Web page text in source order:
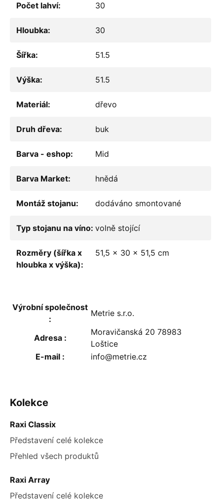
Počet lahví: 30
Hloubka: 30
Šířka: 51.5
Výška: 51.5
Materiál: dřevo
Druh dřeva: buk
Barva - eshop: Mid
Barva Market: hnědá
Montáž stojanu: dodáváno smontované
Typ stojanu na víno: volně stojící
Rozměry (šířka x
hloubka x výška):
51,5 x 30 x 51,5 cm
Výrobní společnost
:
Metrie s.r.o.
Adresa :
Moravičanská 20 78983
Loštice
E-mail : info@metrie.cz
ZÁPATÍ
Kolekce
Raxi Classix
Představení celé kolekce
Přehled všech produktů
Raxi Array
Představení celé kolekce